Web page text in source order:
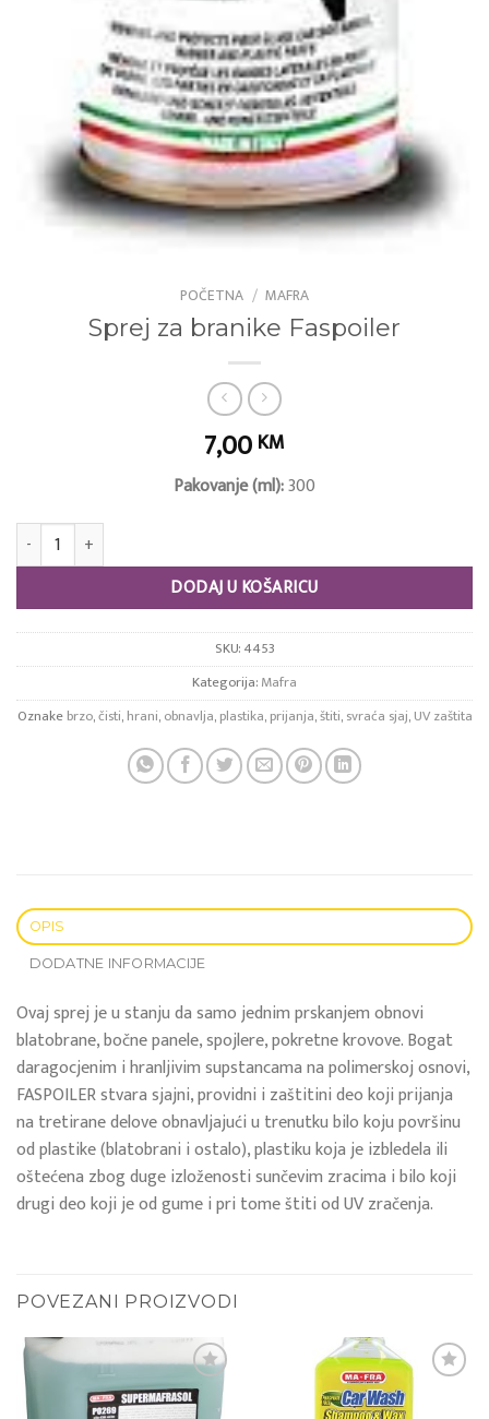
POČETNA / MAFRA
Sprej za branike Faspoiler
7,00 KM
Pakovanje (ml):300
Sprej za branike Faspoiler količina
DODAJ U KOŠARICU
SKU:4453
Kategorija:Mafra
Oznakebrzo,čisti,hrani,obnavlja,plastika,prijanja,štiti,svraća sjaj,UV zaštita
OPIS
DODATNE INFORMACIJE
Ovaj sprej je u stanju da samo jednim prskanjem obnovi
blatobrane, bočne panele, spojlere, pokretne krovove. Bogat
daragocjenim i hranljivim supstancama na polimerskoj osnovi,
FASPOILER stvara sjajni, providni i zaštitini deo koji prijanja
na tretirane delove obnavljajući u trenutku bilo koju površinu
od plastike (blatobrani i ostalo), plastiku koja je izbledela ili
oštećena zbog duge izloženosti sunčevim zracima i bilo koji
drugi deo koji je od gume i pri tome štiti od UV zračenja.
POVEZANI PROIZVODI
Add to
wishlist